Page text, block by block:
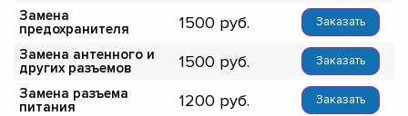
Замена
предохранителя
1500 Заказать
Замена антенного и
других разъемов
1500 Заказать
Замена разъема
питания
1200 Заказать